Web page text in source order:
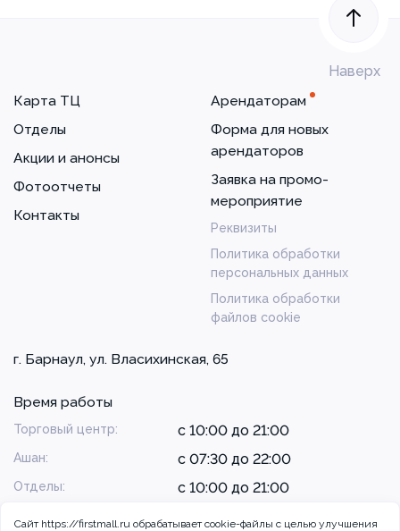
Наверх
Карта ТЦ
Отделы
Акции и анонсы
Фотоотчеты
Контакты
Арендаторам
Форма для новых
арендаторов
Заявка на промо-
мероприятие
Реквизиты
Политика обработки
персональных данных
Политика обработки
файлов cookie
г. Барнаул, ул. Власихинская, 65
Время работы
Торговый центр: с 10:00 до 21:00
Ашан: с 07:30 до 22:00
Отделы: с 10:00 до 21:00
Сайт https://firstmall.ru обрабатывает cookie-файлы с целью улучшения